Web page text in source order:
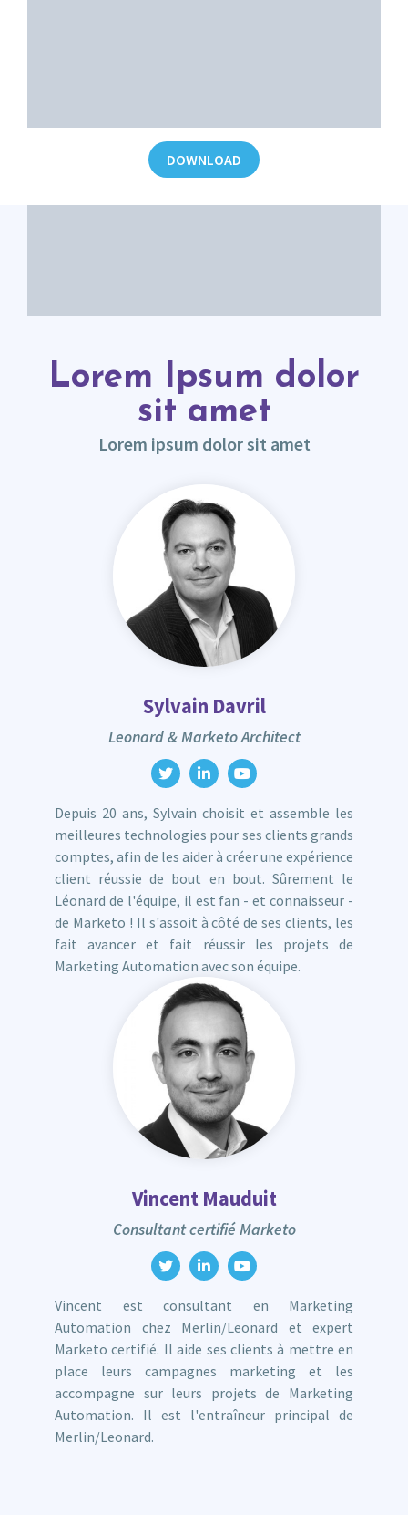
DOWNLOAD
Lorem Ipsum dolor
sit amet
Lorem ipsum dolor sit amet
Sylvain Davril
Leonard & Marketo Architect
Depuis 20 ans, Sylvain choisit et assemble les
meilleures technologies pour ses clients grands
comptes, afin de les aider à créer une expérience
client réussie de bout en bout. Sûrement le
Léonard de l'équipe, il est fan - et connaisseur -
de Marketo ! Il s'assoit à côté de ses clients, les
fait avancer et fait réussir les projets de
Marketing Automation avec son équipe.
Vincent Mauduit
Consultant certifié Marketo
Vincent est consultant en Marketing
Automation chez Merlin/Leonard et expert
Marketo certifié. Il aide ses clients à mettre en
place leurs campagnes marketing et les
accompagne sur leurs projets de Marketing
Automation. Il est l'entraîneur principal de
Merlin/Leonard.